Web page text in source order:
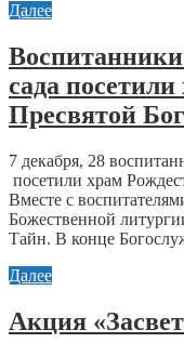
Далее
Воспитанники
сада
Пресвятой
7 декабря, 28
посетили храм
Вместе с
Божественной
Тайн. В конце
Далее
Акция